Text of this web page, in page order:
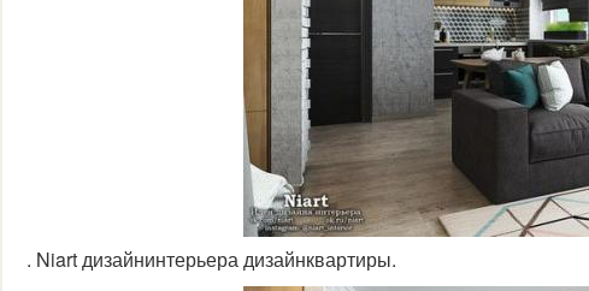
. Niart дизайнинтерьера дизайнквартиры.